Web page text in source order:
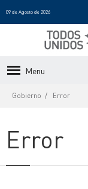
09 de Agosto de 2026
Menu
Gobierno Error
Error